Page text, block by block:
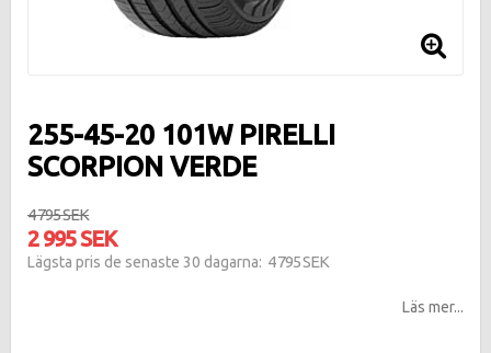
255-45-20 101W PIRELLI
SCORPION VERDE
4 795 SEK
2 995 SEK
Lägsta pris de senaste 30 dagarna 4 795 SEK
Läs mer...